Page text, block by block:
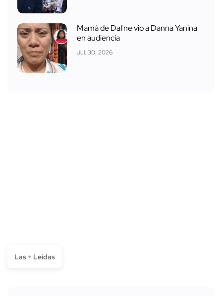
Mamá de Dafne vio a Danna Yanina
en audiencia
Jul. 30, 2026
Las + Leídas